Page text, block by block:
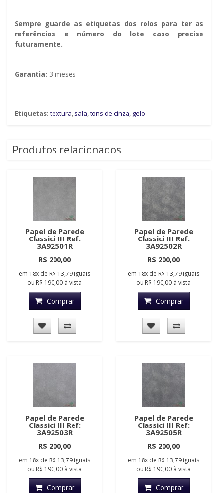
Sempre guarde as etiquetas dos rolos para ter as
referências e número do lote caso precise
futuramente.
Garantia: 3 meses
Etiquetas: textura, sala,tons de cinza, gelo
Produtos relacionados
Papel de Parede
Classici III Ref:
3A92501R
R$ 200,00
em 18x de R$ 13,79 iguais
ou R$ 190,00 à vista
Comprar
Papel de Parede
Classici III Ref:
3A92502R
R$ 200,00
em 18x de R$ 13,79 iguais
ou R$ 190,00 à vista
Comprar
Papel de Parede
Classici III Ref:
3A92503R
R$ 200,00
em 18x de R$ 13,79 iguais
ou R$ 190,00 à vista
Comprar
Papel de Parede
Classici III Ref:
3A92505R
R$ 200,00
em 18x de R$ 13,79 iguais
ou R$ 190,00 à vista
Comprar